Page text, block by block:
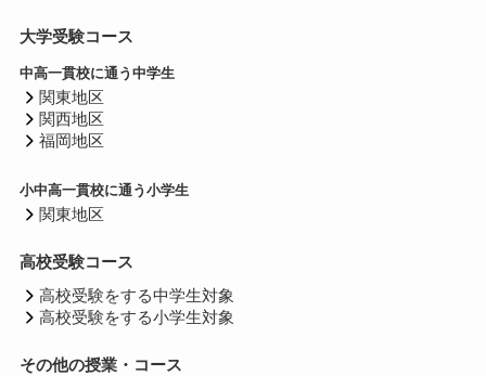
大学受験コース
中高一貫校に通う中学生
関東地区
関西地区
福岡地区
小中高一貫校に通う小学生
関東地区
高校受験コース
高校受験をする中学生対象
高校受験をする小学生対象
その他の授業・コース